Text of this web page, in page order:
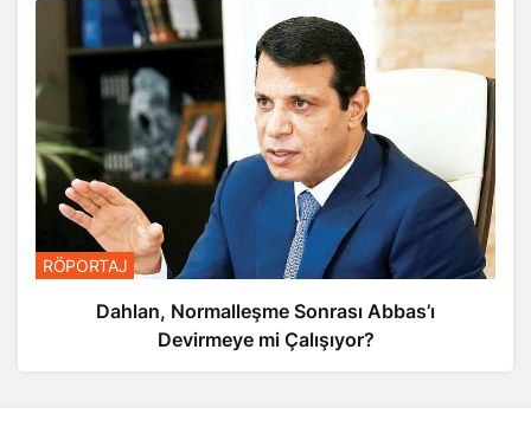
RÖPORTAJ
Dahlan, Normalleşme Sonrası Abbas’ı
Devirmeye mi Çalışıyor?